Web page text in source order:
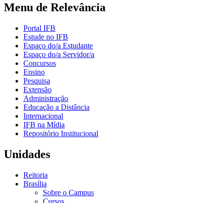
Menu de Relevância
Portal IFB
Estude no IFB
Espaço do/a Estudante
Espaço do/a Servidor/a
Concursos
Ensino
Pesquisa
Extensão
Administração
Educação a Distância
Internacional
IFB na Mídia
Repositório Institucional
Unidades
Reitoria
Brasília
Sobre o Campus
Cursos